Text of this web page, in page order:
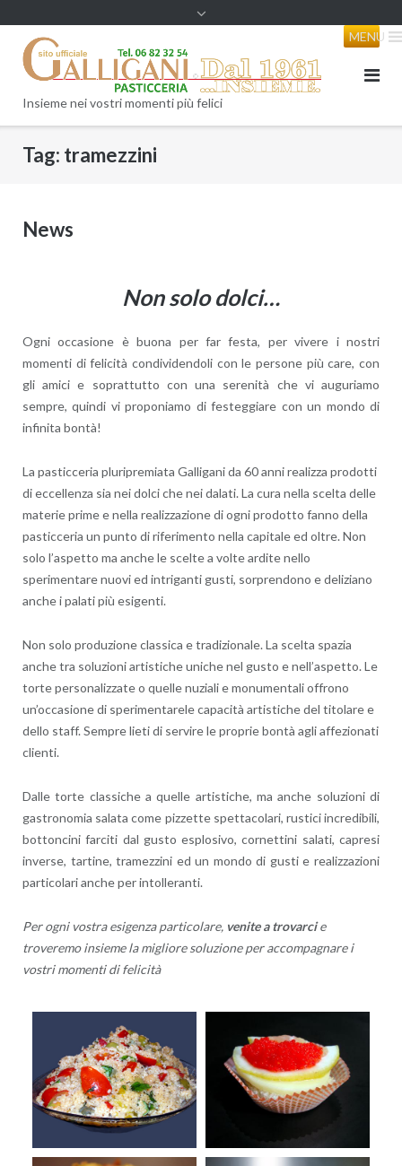
Insieme nei vostri momenti più felici
MENU
Tag: tramezzini
News
Non solo dolci…
Ogni occasione è buona per far festa, per vivere i nostri
momenti di felicità condividendoli con le persone più care, con
gli amici e soprattutto con una serenità che vi auguriamo
sempre, quindi vi proponiamo di festeggiare con un mondo di
infinita bontà!
La pasticceria pluripremiata Galligani da 60 anni realizza prodotti
di eccellenza sia nei dolci che nei dalati. La cura nella scelta delle
materie prime e nella realizzazione di ogni prodotto fanno della
pasticceria un punto di riferimento nella capitale ed oltre. Non
solo l’aspetto ma anche le scelte a volte ardite nello
sperimentare nuovi ed intriganti gusti, sorprendono e deliziano
anche i palati più esigenti.
Non solo produzione classica e tradizionale. La scelta spazia
anche tra soluzioni artistiche uniche nel gusto e nell’aspetto. Le
torte personalizzate o quelle nuziali e monumentali offrono
un’occasione di sperimentarele capacità artistiche del titolare e
dello staff. Sempre lieti di servire le proprie bontà agli affezionati
clienti.
Dalle torte classiche a quelle artistiche, ma anche soluzioni di
gastronomia salata come pizzette spettacolari, rustici incredibili,
bottoncini farciti dal gusto esplosivo, cornettini salati, capresi
inverse, tartine, tramezzini ed un mondo di gusti e realizzazioni
particolari anche per intolleranti.
Per ogni vostra esigenza particolare, venite a trovarcie
troveremo insieme la migliore soluzione per accompagnare i
vostri momenti di felicità